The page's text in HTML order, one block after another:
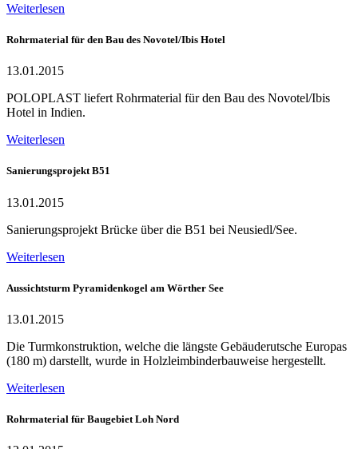
Weiterlesen
Rohrmaterial für den Bau des Novotel/Ibis Hotel
13.01.2015
POLOPLAST liefert Rohrmaterial für den Bau des Novotel/Ibis
Hotel in Indien.
Weiterlesen
Sanierungsprojekt B51
13.01.2015
Sanierungsprojekt Brücke über die B51 bei Neusiedl/See.
Weiterlesen
Aussichtsturm Pyramidenkogel am Wörther See
13.01.2015
Die Turmkonstruktion, welche die längste Gebäuderutsche Europas
(180 m) darstellt, wurde in Holzleimbinderbauweise hergestellt.
Weiterlesen
Rohrmaterial für Baugebiet Loh Nord